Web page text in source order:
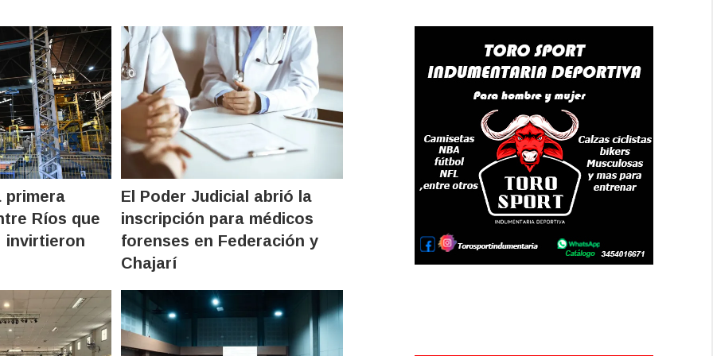
primera
Ríos que
invirtieron
El Poder Judicial abrió la
inscripción para médicos
forenses en Federación y
Chajarí